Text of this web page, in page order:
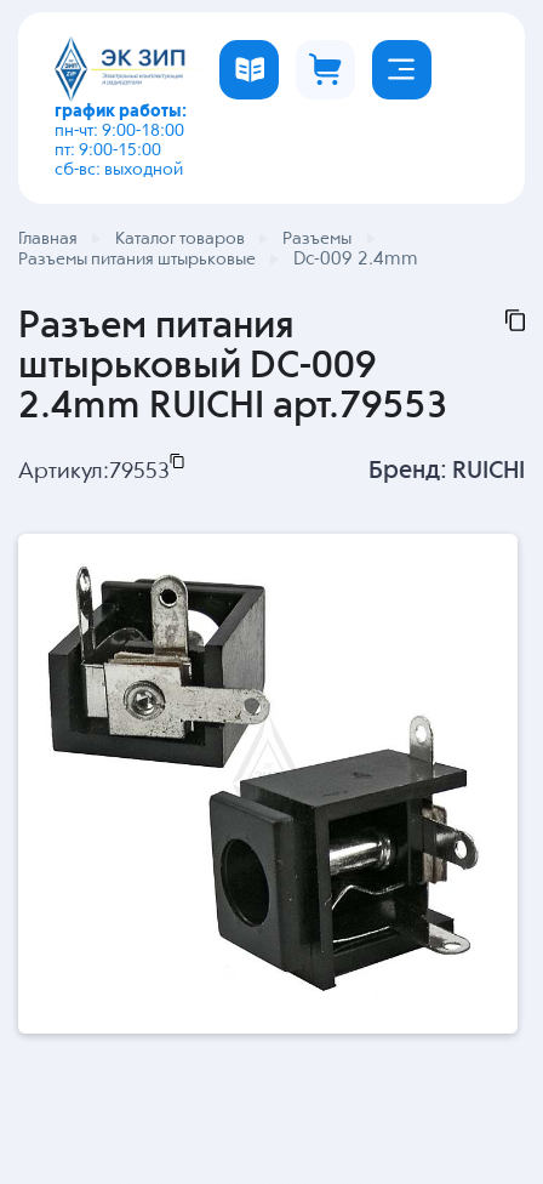
график работы:
пн-чт: 9:00-18:00
пт: 9:00-15:00
сб-вс: выходной
Главная Каталог товаров
Разъемы
Разъемы питания штырьковые
Dc-009 2.4mm
Разъем питания
штырьковый DC-009
2.4mm RUICHI арт.79553
Артикул:79553 Бренд: RUICHI